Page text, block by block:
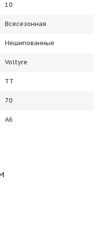
10
Всесезонная
Нешипованные
Voltyre
TT
70
A6